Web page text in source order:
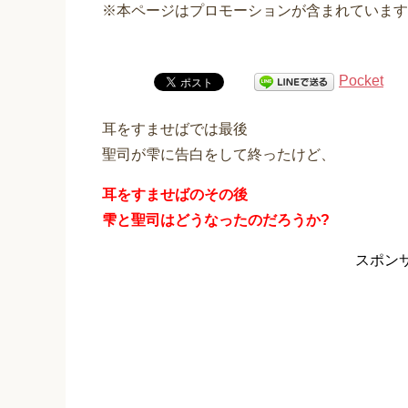
※本ページはプロモーションが含まれています
Pocket
耳をすませばでは最後
聖司が雫に告白をして終ったけど、
耳をすませばのその後
雫と聖司はどうなったのだろうか?
スポン